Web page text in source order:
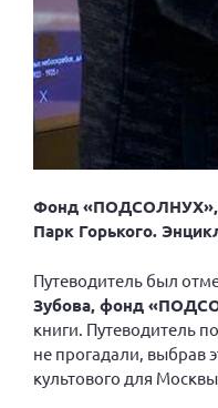
Фонд «ПОДСОЛНУХ»,
Парк Горького.
Путеводитель был
Зубова, фонд
книги. Путеводитель
не прогадали, выбрав
культового для